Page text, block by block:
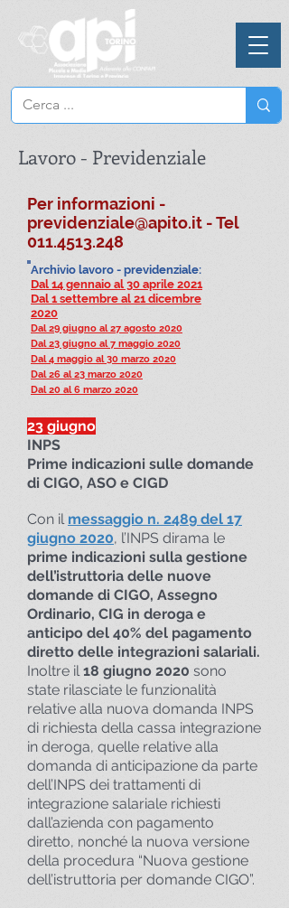
Lavoro - Previdenziale
Per informazioni -
previdenziale@apito.it - Tel
011.4513.248
23 giugno
INPS
Prime indicazioni sulle domande
di CIGO, ASO e CIGD
Con il messaggio n. 2489 del 17
giugno 2020, l’INPS dirama le
prime indicazioni sulla gestione
dell’istruttoria delle nuove
domande di CIGO, Assegno
Ordinario, CIG in deroga e
anticipo del 40% del pagamento
diretto delle integrazioni salariali.
Inoltre il18 giugno 2020 sono
state rilasciate le funzionalità
relative alla nuova domanda INPS
di richiesta della cassa integrazione
in deroga, quelle relative alla
domanda di anticipazione da parte
dell’INPS dei trattamenti di
integrazione salariale richiesti
dall’azienda con pagamento
diretto, nonché la nuova versione
della procedura “Nuova gestione
dell’istruttoria per domande CIGO”.
Archivio lavoro - previdenziale:
Dal 14 gennaio al 30 aprile 2021
Dal 1 settembre al 21 dicembre
2020
Dal 29 giugno al 27 agosto 2020
Dal 23 giugno al 7 maggio 2020
Dal 4 maggio al 30 marzo 2020
Dal 26 al 23 marzo 2020
Dal 20 al 6 marzo 2020